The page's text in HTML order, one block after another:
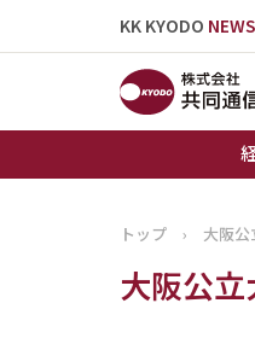
KK KYODO
トップ › 大阪
大阪公